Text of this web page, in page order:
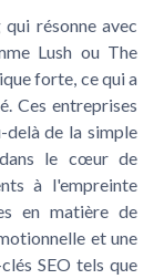
résonne avec
Lush ou The
forte, ce qui a
Ces entreprises
delà de la simple
le cœur de
à l'empreinte
en matière de
et une
SEO tels que